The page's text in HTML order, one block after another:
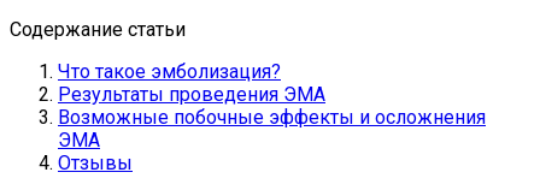
Содержание статьи
Что такое эмболизация?
Результаты проведения ЭМА
Возможные побочные эффекты и осложнения
ЭМА
Отзывы